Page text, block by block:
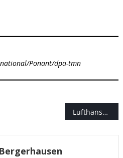
Ponant/dpa-tmn
Lufthansa: Betrieb läuft deutlich stabiler als 2022